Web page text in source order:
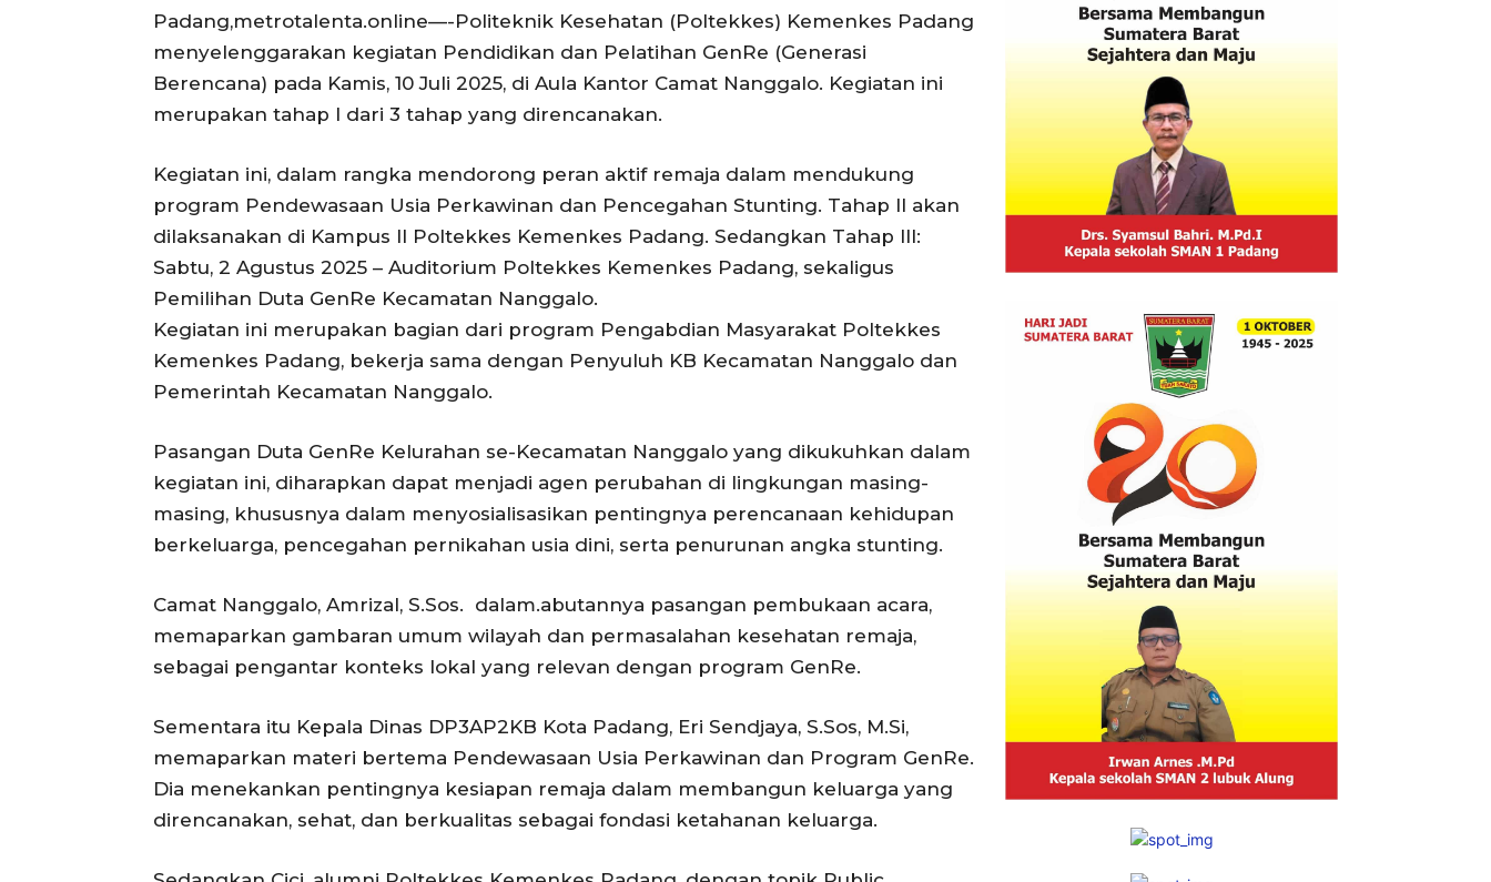
Padang,metrotalenta.online—-Politeknik Kesehatan (Poltekkes) Kemenkes Padang
menyelenggarakan kegiatan Pendidikan dan Pelatihan GenRe (Generasi
Berencana) pada Kamis, 10 Juli 2025, di Aula Kantor Camat Nanggalo. Kegiatan ini
merupakan tahap I dari 3 tahap yang direncanakan.
Kegiatan ini, dalam rangka mendorong peran aktif remaja dalam mendukung
program Pendewasaan Usia Perkawinan dan Pencegahan Stunting. Tahap II akan
dilaksanakan di Kampus II Poltekkes Kemenkes Padang. Sedangkan Tahap III:
Sabtu, 2 Agustus 2025 – Auditorium Poltekkes Kemenkes Padang, sekaligus
Pemilihan Duta GenRe Kecamatan Nanggalo.
Kegiatan ini merupakan bagian dari program Pengabdian Masyarakat Poltekkes
Kemenkes Padang, bekerja sama dengan Penyuluh KB Kecamatan Nanggalo dan
Pemerintah Kecamatan Nanggalo.
Pasangan Duta GenRe Kelurahan se-Kecamatan Nanggalo yang dikukuhkan dalam
kegiatan ini, diharapkan dapat menjadi agen perubahan di lingkungan masing-
masing, khususnya dalam menyosialisasikan pentingnya perencanaan kehidupan
berkeluarga, pencegahan pernikahan usia dini, serta penurunan angka stunting.
Camat Nanggalo, Amrizal, S.Sos. dalam.abutannya pasangan pembukaan acara,
memaparkan gambaran umum wilayah dan permasalahan kesehatan remaja,
sebagai pengantar konteks lokal yang relevan dengan program GenRe.
Sementara itu Kepala Dinas DP3AP2KB Kota Padang, Eri Sendjaya, S.Sos, M.Si,
memaparkan materi bertema Pendewasaan Usia Perkawinan dan Program GenRe.
Dia menekankan pentingnya kesiapan remaja dalam membangun keluarga yang
direncanakan, sehat, dan berkualitas sebagai fondasi ketahanan keluarga.